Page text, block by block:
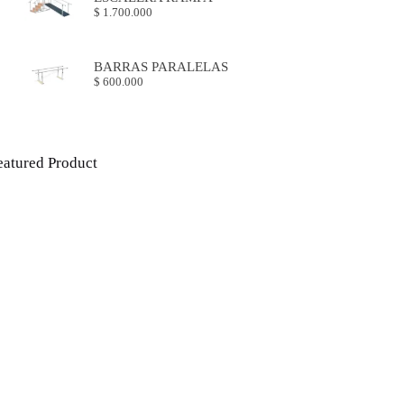
$ 1.700.000
BARRAS PARALELAS
$ 600.000
Product